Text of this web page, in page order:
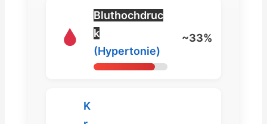
Bluthochdruc
k
(Hypertonie)
~33%
K